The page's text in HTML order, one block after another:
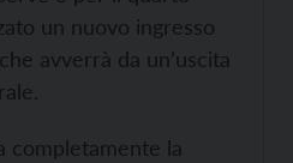
un nuovo ingresso
avverrà da un’uscita
completamente la